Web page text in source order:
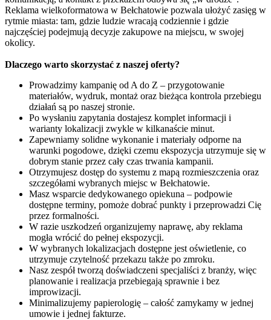
Reklama wielkoformatowa w Bełchatowie pozwala ułożyć zasięg w
rytmie miasta: tam, gdzie ludzie wracają codziennie i gdzie
najczęściej podejmują decyzje zakupowe na miejscu, w swojej
okolicy.
Dlaczego warto skorzystać z naszej oferty?
Prowadzimy kampanię od A do Z – przygotowanie
materiałów, wydruk, montaż oraz bieżąca kontrola przebiegu
działań są po naszej stronie.
Po wysłaniu zapytania dostajesz komplet informacji i
warianty lokalizacji zwykle w kilkanaście minut.
Zapewniamy solidne wykonanie i materiały odporne na
warunki pogodowe, dzięki czemu ekspozycja utrzymuje się w
dobrym stanie przez cały czas trwania kampanii.
Otrzymujesz dostęp do systemu z mapą rozmieszczenia oraz
szczegółami wybranych miejsc w Bełchatowie.
Masz wsparcie dedykowanego opiekuna – podpowie
dostępne terminy, pomoże dobrać punkty i przeprowadzi Cię
przez formalności.
W razie uszkodzeń organizujemy naprawę, aby reklama
mogła wrócić do pełnej ekspozycji.
W wybranych lokalizacjach dostępne jest oświetlenie, co
utrzymuje czytelność przekazu także po zmroku.
Nasz zespół tworzą doświadczeni specjaliści z branży, więc
planowanie i realizacja przebiegają sprawnie i bez
improwizacji.
Minimalizujemy papierologię – całość zamykamy w jednej
umowie i jednej fakturze.